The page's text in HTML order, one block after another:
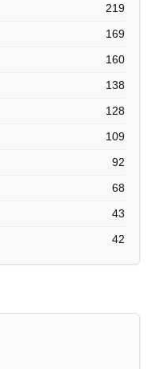
219
169
160
138
128
109
92
68
43
42